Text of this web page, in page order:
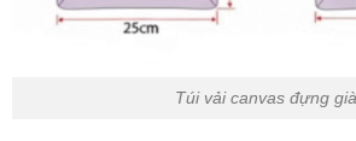
Túi vải canvas đựng